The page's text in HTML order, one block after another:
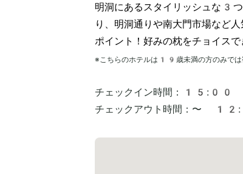
明洞にあるスタイリッシュな3
り、明洞通りや南大門市場など
ポイント！好みの枕をチョイス
※こちらのホテルは 19 歳未満の方のみでは
チェックイン時間：
15:00
チェックアウト時間： 〜